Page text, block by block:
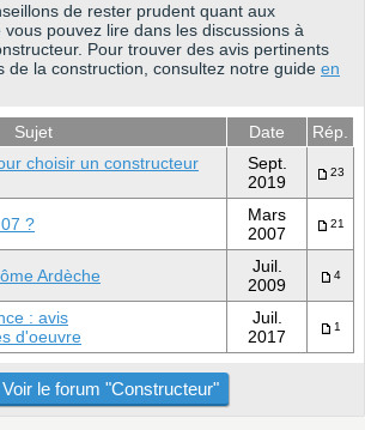
de rester prudent quant aux
vous pouvez lire dans les discussions à
Pour trouver des avis pertinents
de la construction, consultez notre guide en
Sujet Date
Rép.
choisir un constructeur
Sept.
2019
23
?
Mars
2007
21
Ardèche
Juil.
2009
4
: avis
d'oeuvre
Juil.
2017
1
le forum "Constructeur"